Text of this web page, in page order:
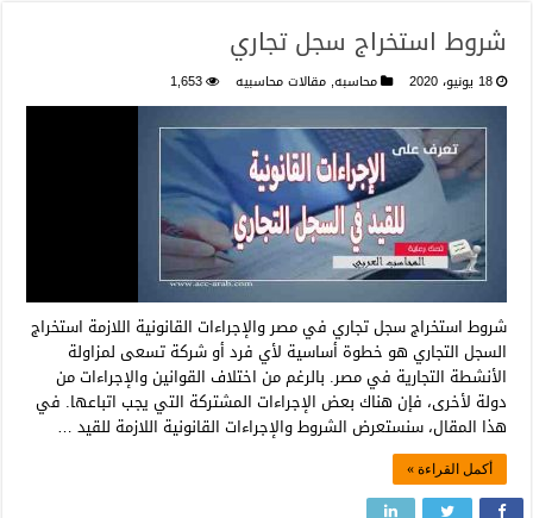
شروط استخراج سجل تجاري
18 يونيو، 2020 محاسبه, مقالات محاسبيه 1,653
شروط استخراج سجل تجاري في مصر والإجراءات القانونية اللازمة استخراج
السجل التجاري هو خطوة أساسية لأي فرد أو شركة تسعى لمزاولة
الأنشطة التجارية في مصر. بالرغم من اختلاف القوانين والإجراءات من
دولة لأخرى، فإن هناك بعض الإجراءات المشتركة التي يجب اتباعها. في
هذا المقال، سنستعرض الشروط والإجراءات القانونية اللازمة للقيد …
أكمل القراءة »